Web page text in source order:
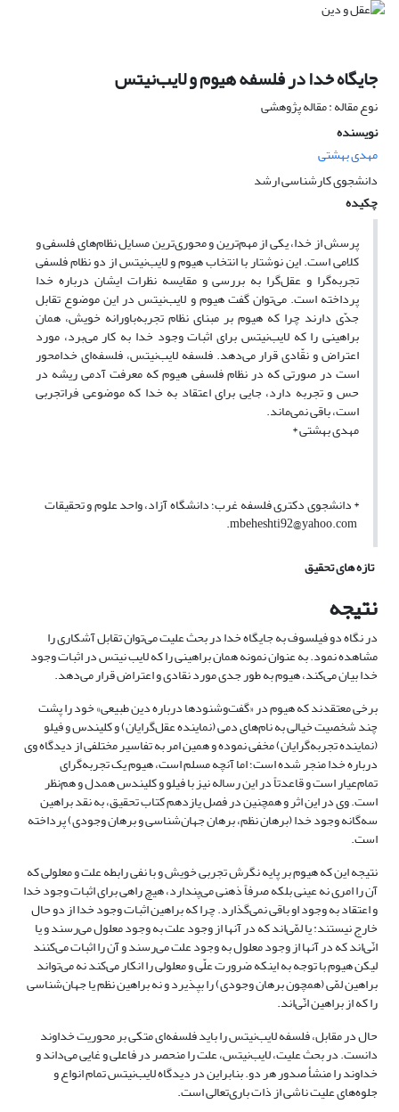
جایگاه خدا در فلسفه هیوم و لایب‌نیتس
نوع مقاله : مقاله پژوهشی
نویسنده
مهدی بهشتی
دانشجوی کارشناسی ارشد
چکیده
پرسش از خدا، یکی از مهم‌ترین و محوری‌ترین مسایل نظام‌های فلسفی و
کلامی است. این نوشتار با انتخاب هیوم و لایب‌نیتس از دو نظام فلسفی
تجربه‌گرا و عقل‌گرا به بررسی و مقایسه نظرات ایشان درباره خدا
پرداخته است. می‌توان گفت هیوم و لایب‌نیتس در این موضوع تقابل
جدّی دارند چرا که هیوم بر مبنای نظام تجربه‌باورانه خویش، همان
براهینی را که لایب‌نیتس برای اثبات وجود خدا به کار می‌برد، مورد
اعتراض و نقّادی قرار می‌دهد. فلسفه لایب‌نیتس، فلسفه‌ای خدامحور
است در صورتی که در نظام فلسفی هیوم که معرفت آدمی ریشه در
حس و تجربه دارد، جایی برای اعتقاد به خدا که موضوعی فراتجربی
است، باقی نمی‌ماند.
مهدی بهشتی *
* دانشجوی دکتری فلسفه غرب؛ دانشگاه آزاد، واحد علوم و تحقیقات
تازه های تحقیق
نتیجه
در نگاه دو فیلسوف به جایگاه خدا در بحث علیت می‌توان تقابل آشکاری را
مشاهده نمود. به عنوان نمونه همان براهینی را که لایب نیتس در اثبات وجود
خدا بیان می‌کند، هیوم به طور جدی مورد نقادی و اعتراض قرار می‌دهد.
برخی معتقدند که هیوم در «گفت‌و‌شنودها درباره دین طبیعی» خود را پشت
چند شخصیت خیالی به نام‌های دمی (نماینده عقل‌گرایان) و کلیندس و فیلو
(نماینده تجربه‌گرایان) مخفی نموده و همین امر به تفاسیر مختلفی از دیدگاه وی
درباره خدا منجر شده است؛ اما آنچه مسلم است، هیوم یک تجربه‌گرای
تمام‌عیار است و قاعدتاً در این رساله نیز با فیلو و کلیندس همدل و هم‌نظر
است. وی در این اثر و همچنین در فصل یازدهم کتاب تحقیق، به نقد براهین
سه‌گانه وجود خدا (برهان نظم، برهان جهان‌شناسی و برهان وجودی) پرداخته
است.
نتیجه این که هیوم بر پایه نگرش تجربی خویش و با نفی رابطه علت و معلولی که
آن را امری نه عینی بلکه صرفاً ذهنی می‌پندارد، هیچ راهی برای اثبات وجود خدا
و اعتقاد به وجود او باقی نمی‌گذارد. چرا که براهین اثبات وجود خدا از دو حال
خارج نیستند: یا لمّی‌اند که در آنها از وجود علت به وجود معلول می‌رسند و یا
انّی‌اند که در آنها از وجود معلول به وجود علت می‌رسند و آن را اثبات می‌کنند
لیکن هیوم با توجه به اینکه ضرورت علّی و معلولی را انکار می‌کند نه می‌تواند
براهین لمّی (همچون برهان وجودی) را بپذیرد و نه براهین نظم یا جهان‌شناسی
را که از براهین انّی‌اند.
حال در مقابل، فلسفه لایب‌نیتس را باید فلسفه‌ای متکی بر محوریت خداوند
دانست. در بحث علیت، لایب‌نیتس، علت را منحصر در فاعلی و غایی می‌داند و
خداوند را منشأ صدور هر دو. بنابراین در دیدگاه لایب‌نیتس تمام انواع و
جلوه‌های علیت ناشی از ذات باری‌تعالی است.